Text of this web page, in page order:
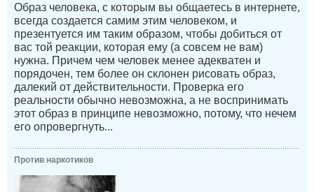
Образ человека, с которым вы общаетесь в интернете,
всегда создается самим этим человеком, и
презентуется им таким образом, чтобы добиться от
вас той реакции, которая ему (а совсем не вам)
нужна. Причем чем человек менее адекватен и
порядочен, тем более он склонен рисовать образ,
далекий от действительности. Проверка его
реальности обычно невозможна, а не воспринимать
этот образ в принципе невозможно, потому, что нечем
его опровергнуть...
Против наркотиков